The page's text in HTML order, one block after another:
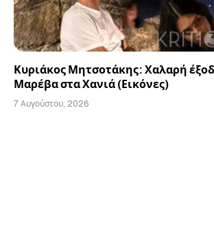
Κυριάκος Μητσοτάκης: Χαλαρή
Μαρέβα στα Χανιά (Εικόνες)
7 Αυγούστου, 2026